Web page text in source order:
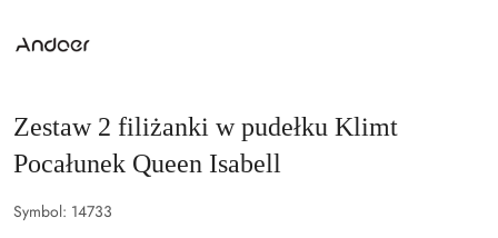
QUEEN
ISABELL
Zestaw 2 filiżanki w pudełku Klimt
Pocałunek Queen Isabell
Symbol: 14733